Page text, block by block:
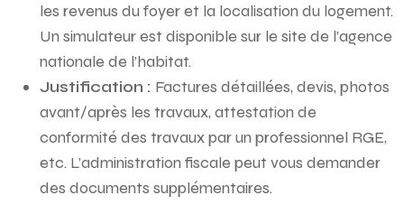
les revenus du foyer et la localisation du logement.
Un simulateur est disponible sur le site de l’agence
nationale de l’habitat.
Justification : Factures détaillées, devis, photos
avant/après les travaux, attestation de
conformité des travaux par un professionnel RGE,
etc. L’administration fiscale peut vous demander
des documents supplémentaires.